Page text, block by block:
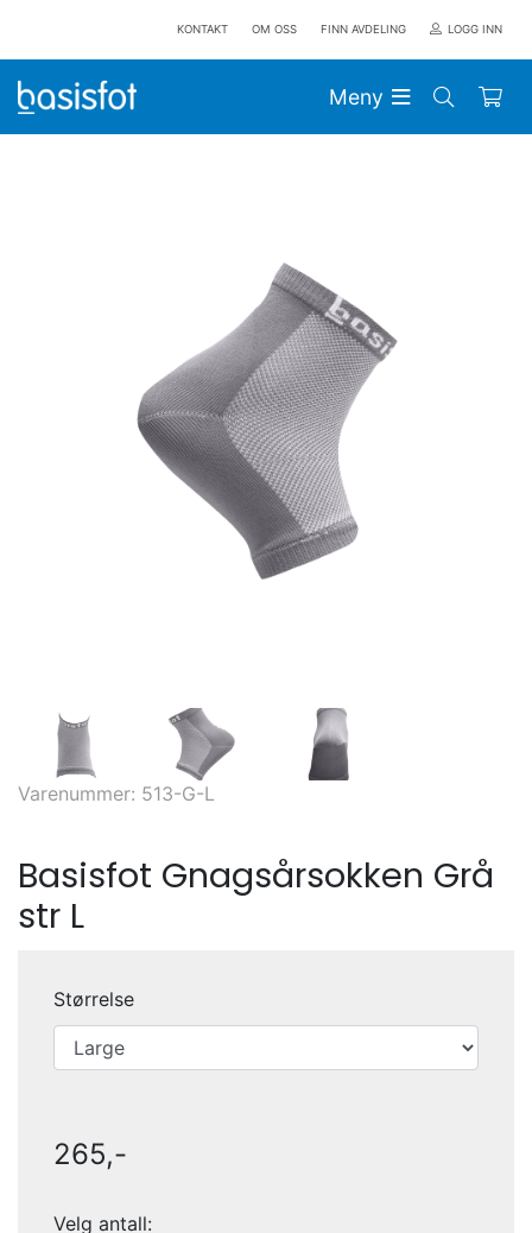
KONTAKT OM OSS FINN AVDELING LOGG INN
Meny
Varenummer: 513-G-L
Basisfot Gnagsårsokken Grå
str L
Størrelse
265,-
Velg antall: